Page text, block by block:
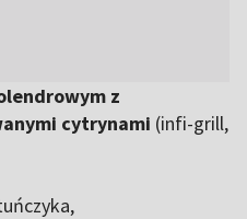
z
cytrynami (infi-grill,